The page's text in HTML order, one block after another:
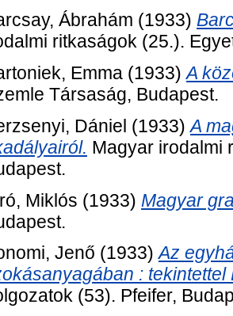
Ábrahám (1933)
ritkaságok (25.).
Emma (1933)A
Társaság, Budapest.
Dániel (1933)A
Magyar irodalmi
Miklós (1933) Magyar
Jenő (1933)Az
:
(53). Pfeifer,